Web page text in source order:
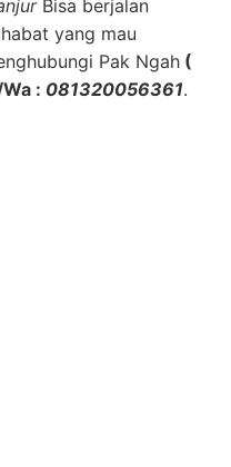
Bisa berjalan
yang mau
Pak Ngah (
: 081320056361.